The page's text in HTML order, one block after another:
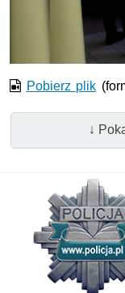
Pobierz plik
↓